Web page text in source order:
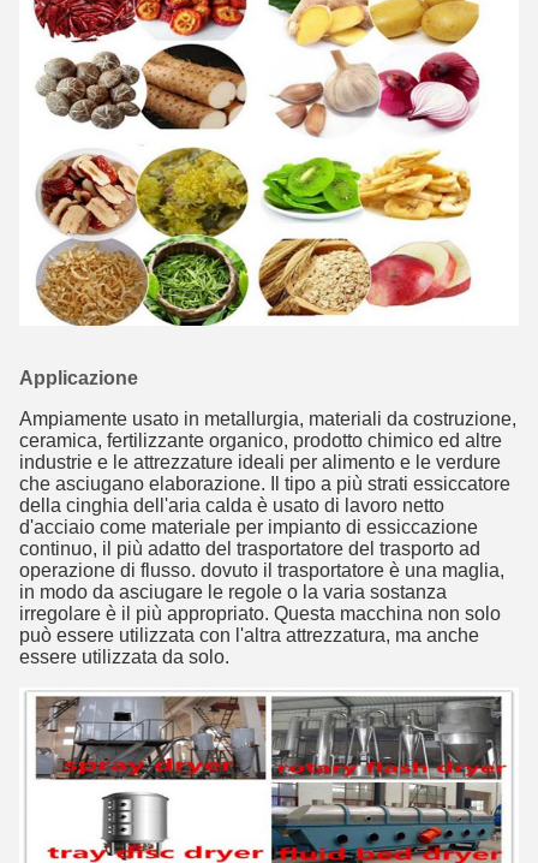
Applicazione
Ampiamente usato in metallurgia, materiali da costruzione,
ceramica, fertilizzante organico, prodotto chimico ed altre
industrie e le attrezzature ideali per alimento e le verdure
che asciugano elaborazione. Il tipo a più strati essiccatore
della cinghia dell'aria calda è usato di lavoro netto
d'acciaio come materiale per impianto di essiccazione
continuo, il più adatto del trasportatore del trasporto ad
operazione di flusso. dovuto il trasportatore è una maglia,
in modo da asciugare le regole o la varia sostanza
irregolare è il più appropriato. Questa macchina non solo
può essere utilizzata con l'altra attrezzatura, ma anche
essere utilizzata da solo.